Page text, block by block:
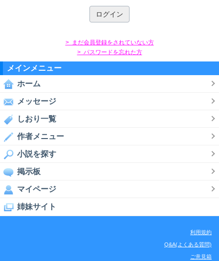
> まだ会員登録をされていない方
> パスワードを忘れた方
メインメニュー
ホーム
メッセージ
しおり一覧
作者メニュー
小説を探す
掲示板
マイページ
姉妹サイト
利用規約
Q&A(よくある質問)
ご意見箱